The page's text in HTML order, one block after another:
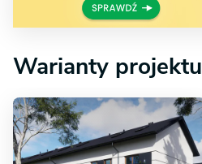
Warianty projektu